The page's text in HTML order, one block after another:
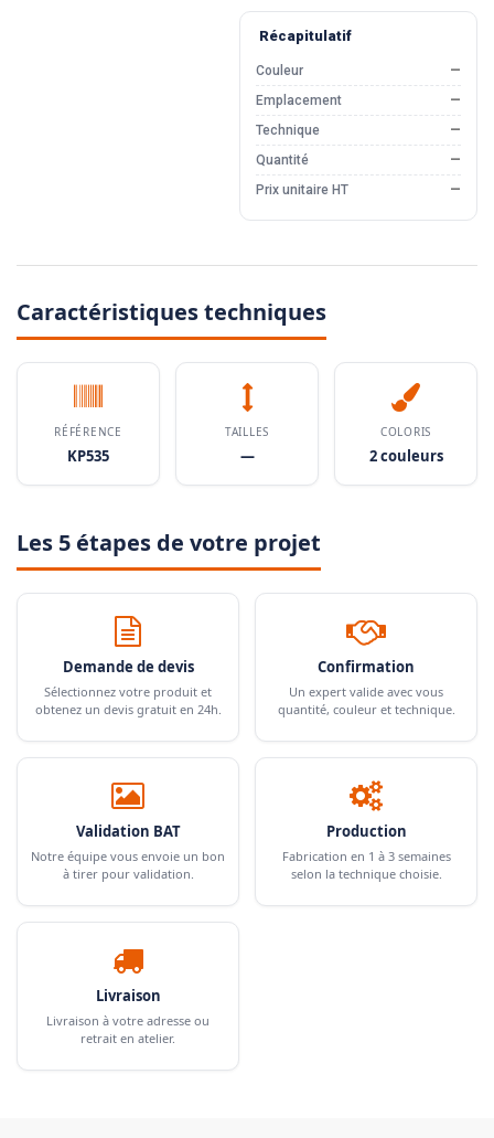
Récapitulatif
Couleur
—
Emplacement
—
Technique
—
Quantité
—
Prix unitaire HT
—
Caractéristiques techniques
RÉFÉRENCE
KP535
TAILLES
—
COLORIS
2 couleurs
Les 5 étapes de votre projet
Demande de devis
Sélectionnez votre produit et
obtenez un devis gratuit en 24h.
Confirmation
Un expert valide avec vous
quantité, couleur et technique.
Validation BAT
Notre équipe vous envoie un bon
à tirer pour validation.
Production
Fabrication en 1 à 3 semaines
selon la technique choisie.
Livraison
Livraison à votre adresse ou
retrait en atelier.